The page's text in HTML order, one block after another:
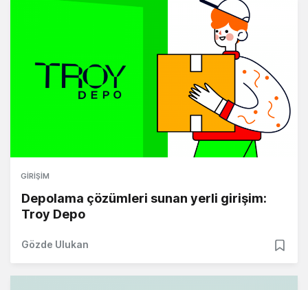
GIRIŞIM
Depolama çözümleri sunan yerli girişim:
Troy Depo
Gözde Ulukan